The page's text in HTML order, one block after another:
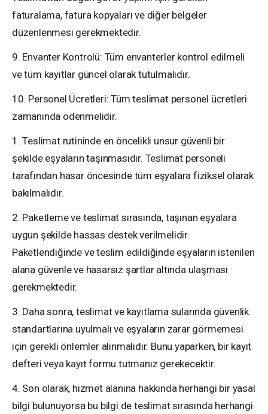
faturalama, fatura kopyaları ve diğer belgeler
düzenlenmesi gerekmektedir.
9. Envanter Kontrolü: Tüm envanterler kontrol edilmeli
ve tüm kayıtlar güncel olarak tutulmalıdır.
10. Personel Ücretleri: Tüm teslimat personel ücretleri
zamanında ödenmelidir.
1. Teslimat rutininde en öncelikli unsur güvenli bir
şekilde eşyaların taşınmasıdır. Teslimat personeli
tarafından hasar öncesinde tüm eşyalara fiziksel olarak
bakılmalıdır.
2. Paketleme ve teslimat sırasında, taşınan eşyalara
uygun şekilde hassas destek verilmelidir.
Paketlendiğinde ve teslim edildiğinde eşyaların istenilen
alana güvenle ve hasarsız şartlar altında ulaşması
gerekmektedir.
3. Daha sonra, teslimat ve kayıtlama sularında güvenlik
standartlarına uyulmalı ve eşyaların zarar görmemesi
için gerekli önlemler alınmalıdır. Bunu yaparken, bir kayıt
defteri veya kayıt formu tutmanız gerekecektir.
4. Son olarak, hizmet alanına hakkında herhangi bir yasal
bilgi bulunuyorsa bu bilgi de teslimat sırasında herhangi